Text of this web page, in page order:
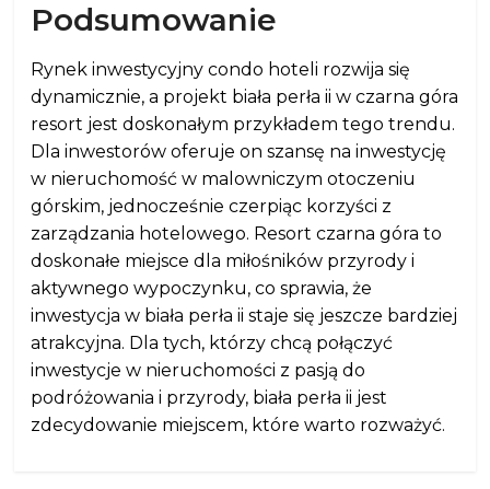
Podsumowanie
Rynek inwestycyjny condo hoteli rozwija się
dynamicznie, a projekt biała perła ii w czarna góra
resort jest doskonałym przykładem tego trendu.
Dla inwestorów oferuje on szansę na inwestycję
w nieruchomość w malowniczym otoczeniu
górskim, jednocześnie czerpiąc korzyści z
zarządzania hotelowego. Resort czarna góra to
doskonałe miejsce dla miłośników przyrody i
aktywnego wypoczynku, co sprawia, że
inwestycja w biała perła ii staje się jeszcze bardziej
atrakcyjna. Dla tych, którzy chcą połączyć
inwestycje w nieruchomości z pasją do
podróżowania i przyrody, biała perła ii jest
zdecydowanie miejscem, które warto rozważyć.